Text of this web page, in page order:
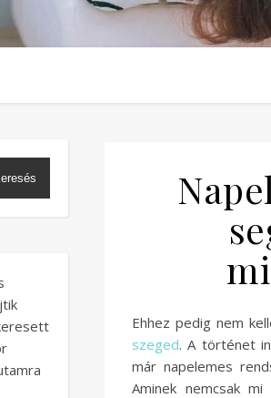
Ehhez pedig nem
szeged. A történet
már napelemes
Aminek nemcsak